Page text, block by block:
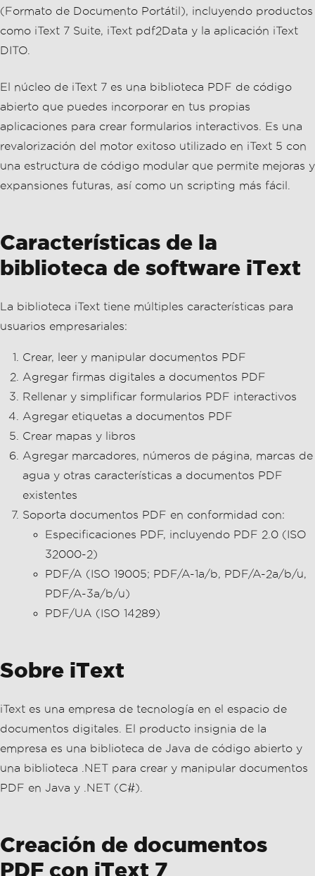
(Formato de Documento Portátil), incluyendo productos
como iText 7 Suite, iText pdf2Data y la aplicación iText
DITO.
El núcleo de iText 7 es una biblioteca PDF de código
abierto que puedes incorporar en tus propias
aplicaciones para crear formularios interactivos. Es una
revalorización del motor exitoso utilizado en iText 5 con
una estructura de código modular que permite mejoras y
expansiones futuras, así como un scripting más fácil.
Características de la
biblioteca de software iText
La biblioteca iText tiene múltiples características para
usuarios empresariales:
Crear, leer y manipular documentos PDF
Agregar firmas digitales a documentos PDF
Rellenar y simplificar formularios PDF interactivos
Agregar etiquetas a documentos PDF
Crear mapas y libros
Agregar marcadores, números de página, marcas de
agua y otras características a documentos PDF
existentes
Soporta documentos PDF en conformidad con:
Especificaciones PDF, incluyendo PDF 2.0 (ISO
32000-2)
PDF/A (ISO 19005; PDF/A-1a/b, PDF/A-2a/b/u,
PDF/A-3a/b/u)
PDF/UA (ISO 14289)
Sobre iText
iText es una empresa de tecnología en el espacio de
documentos digitales. El producto insignia de la
empresa es una biblioteca de Java de código abierto y
una biblioteca .NET para crear y manipular documentos
PDF en Java y .NET (C#).
Creación de documentos
PDF con iText 7